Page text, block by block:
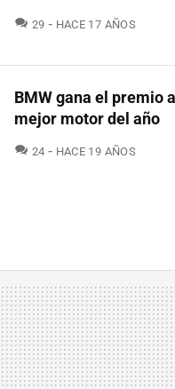
29 COMENTARIOS
HACE 17 AÑOS
BMW gana el premio
mejor motor del año
24 COMENTARIOS
HACE 19 AÑOS